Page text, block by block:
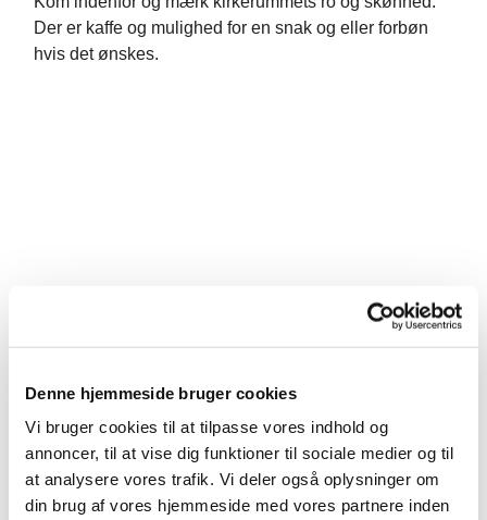
Denne hjemmeside bruger cookies
Vi bruger cookies til at tilpasse vores indhold og
annoncer, til at vise dig funktioner til sociale medier og til
at analysere vores trafik. Vi deler også oplysninger om
din brug af vores hjemmeside med vores partnere inden
Der er kaffe og mulighed for en snak og eller forbøn
hvis det ønskes.